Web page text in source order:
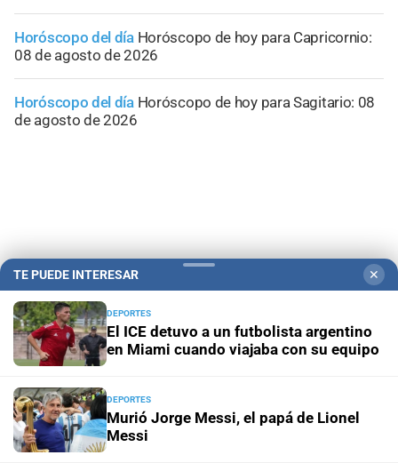
Horóscopo del día Horóscopo de hoy para Capricornio:
08 de agosto de 2026
Horóscopo del día Horóscopo de hoy para Sagitario: 08
de agosto de 2026
Podcasts Mirador Provincial
Notife
TE PUEDE INTERESAR ✕
DEPORTES
El ICE detuvo a un futbolista argentino
en Miami cuando viajaba con su equipo
DEPORTES
Murió Jorge Messi, el papá de Lionel
Messi